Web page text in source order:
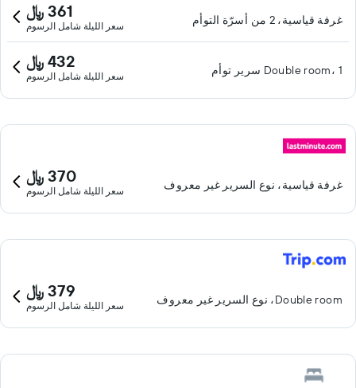
غرفة قياسية، 2 من أسرّة التوأم 361 ﷼
سعر الليلة شامل الرسوم
Double room، 1 سرير توأم 432 ﷼
سعر الليلة شامل الرسوم
غرفة قياسية، نوع السرير غير معروف 370 ﷼
سعر الليلة شامل الرسوم
Double room، نوع السرير غير معروف 379 ﷼
سعر الليلة شامل الرسوم